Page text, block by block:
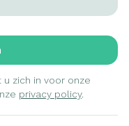
zich in voor onze
privacy policy.